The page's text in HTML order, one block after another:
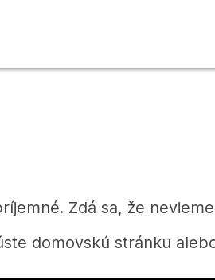
Zdá sa, že
domovskú stránku